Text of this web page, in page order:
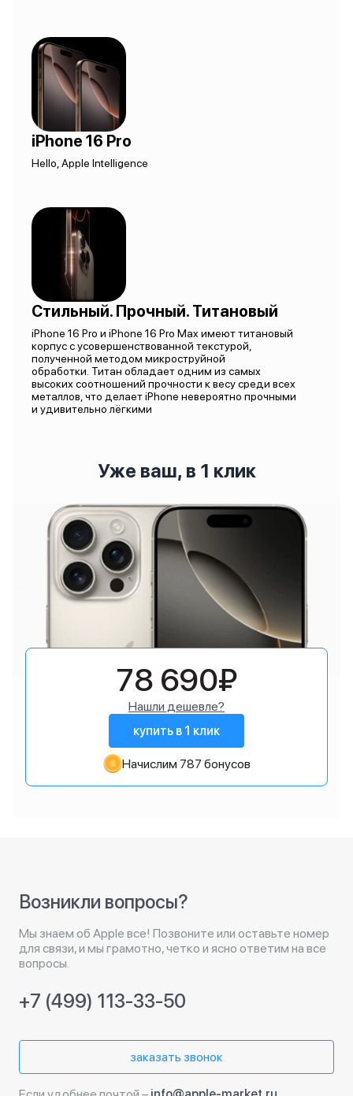
iPhone 16 Pro
Hello, Apple Intelligence
Стильный. Прочный. Титановый
iPhone 16 Pro и iPhone 16 Pro Max имеют титановый
корпус с усовершенствованной текстурой,
полученной методом микроструйной
обработки. Титан обладает одним из самых
высоких соотношений прочности к весу среди всех
металлов, что делает iPhone невероятно прочными
и удивительно лёгкими
Уже ваш, в 1 клик
78 690₽
Нашли дешевле?
купить в 1 клик
Начислим 787 бонусов
Возникли вопросы?
Мы знаем об Apple все! Позвоните или оставьте номер
для связи, и мы грамотно, четко и ясно ответим на все
вопросы.
+7 (499) 113-33-50
заказать звонок